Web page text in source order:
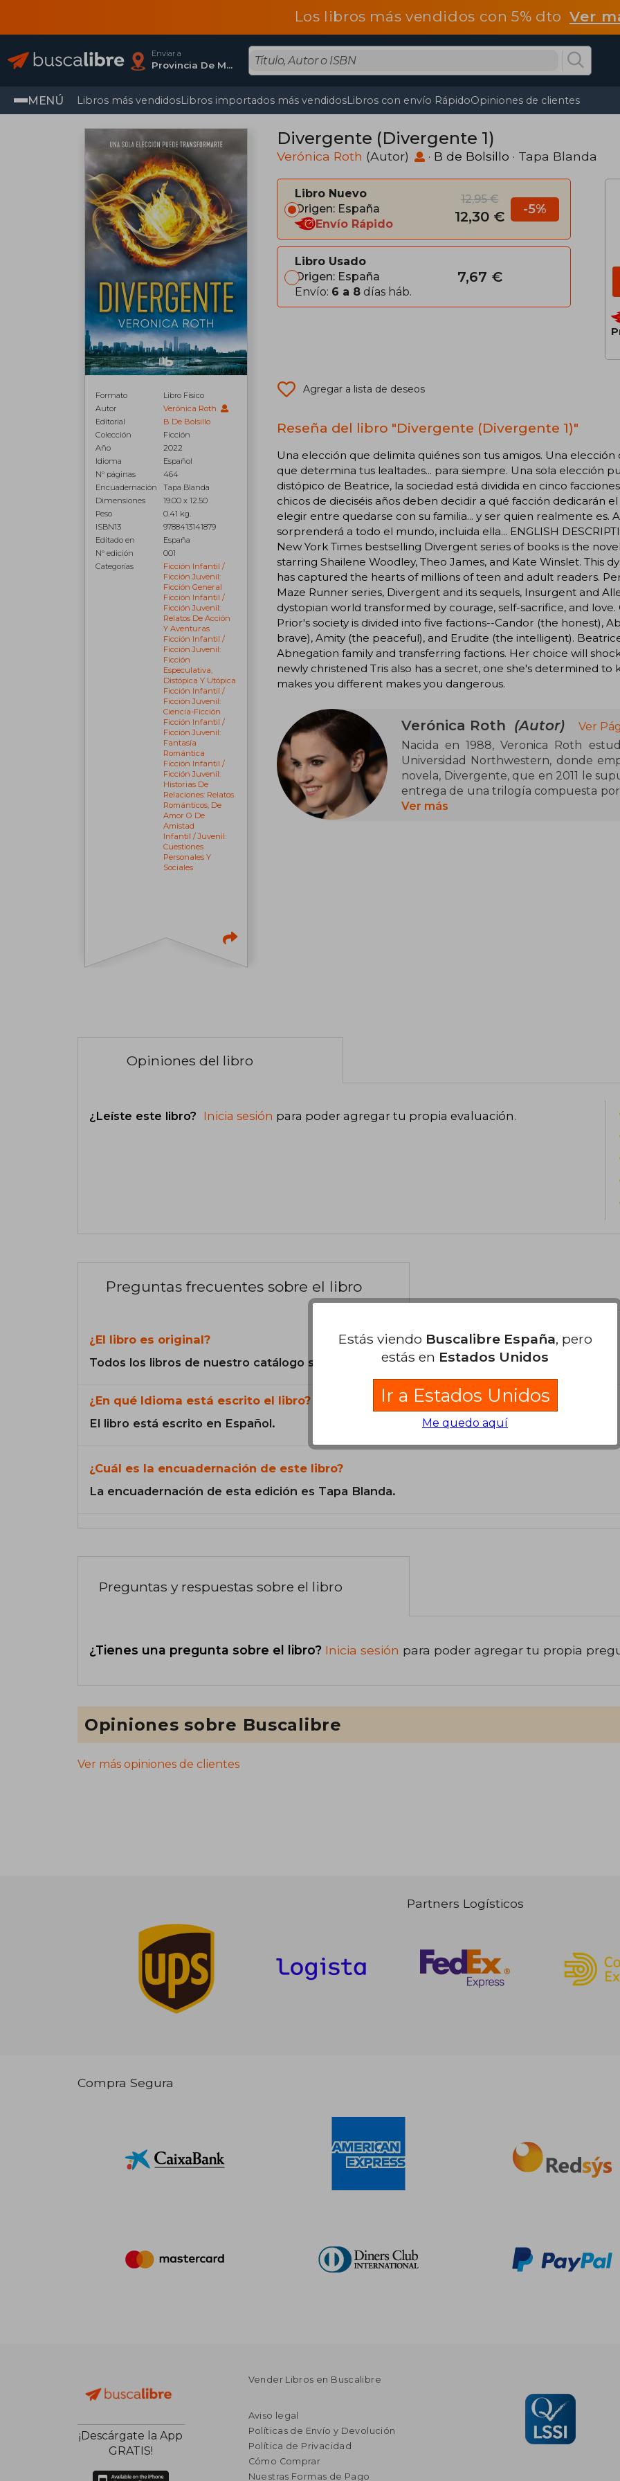
Los libros más vendidos con 5% dtoVer
Enviar a
Provincia De Madrid
MENÚ Libros más vendidosLibros importados más vendidosLibros con envío RápidoOpiniones de clientes
Formato
Libro Físico
Autor
Verónica Roth
Editorial
B De Bolsillo
Colección
Ficción
Año
2022
Idioma
Español
N° páginas
464
Encuadernación
Tapa Blanda
Dimensiones
19.00 x 12.50
Peso
0.41 kg.
ISBN13
9788413141879
Editado en
España
N° edición
001
Categorías
Ficción Infantil /
Ficción Juvenil:
Ficción General
Ficción Infantil /
Ficción Juvenil:
Relatos De Acción
Y Aventuras
Ficción Infantil /
Ficción Juvenil:
Ficción
Especulativa,
Distópica Y Utópica
Ficción Infantil /
Ficción Juvenil:
Ciencia-Ficción
Ficción Infantil /
Ficción Juvenil:
Fantasía
Romántica
Ficción Infantil /
Ficción Juvenil:
Historias De
Relaciones: Relatos
Románticos, De
Amor O De
Amistad
Infantil / Juvenil:
Cuestiones
Personales Y
Sociales
Divergente (Divergente 1)
Verónica Roth (Autor) · B de Bolsillo · Tapa Blanda
Libro Nuevo
Origen: España
Envío Rápido
12,95 €
12,30 € -5%
Libro Usado
Origen: España
Envío: 6 a 8 días háb.
7,67 €
Agregar a lista de deseos
Reseña del libro "Divergente (Divergente 1)"
Una elección que delimita quiénes son tus amigos. Una
que determina tus lealtades... para siempre. Una sola elección
distópico de Beatrice, la sociedad está dividida en cinco
chicos de dieciséis años deben decidir a qué facción dedicarán
elegir entre quedarse con su familia... y ser quien realmente es.
sorprenderá a todo el mundo, incluida ella... ENGLISH
New York Times bestselling Divergent series of books is the
starring Shailene Woodley, Theo James, and Kate Winslet. This
has captured the hearts of millions of teen and adult readers.
Maze Runner series, Divergent and its sequels, Insurgent and
dystopian world transformed by courage, self-sacrifice, and
Prior's society is divided into five factions--Candor (the honest),
brave), Amity (the peaceful), and Erudite (the intelligent).
Abnegation family and transferring factions. Her choice will
newly christened Tris also has a secret, one she's determined
makes you different makes you dangerous.
Verónica Roth (Autor)
Ver
Nacida en 1988, Veronica Roth
Universidad Northwestern, donde
novela, Divergente, que en 2011 le
entrega de una trilogía compuesta
pantalla con gran éxito y se convirtió
Ver más
Opiniones del libro
¿Leíste este libro? Inicia sesión para poder agregar tu propia evaluación.
Preguntas frecuentes sobre el libro
¿El libro es original?
Todos los libros de nuestro catálogo son Originales.
¿En qué Idioma está escrito el libro?
El libro está escrito en Español.
¿Cuál es la encuadernación de este libro?
La encuadernación de esta edición es Tapa Blanda.
Preguntas y respuestas sobre el libro
¿Tienes una pregunta sobre el libro? Inicia sesión para poder agregar tu propia
Opiniones sobre Buscalibre
Ver más opiniones de clientes
Partners Logísticos
Compra Segura
¡Descárgate la App
GRATIS!
Vender Libros en Buscalibre
Aviso legal
Políticas de Envío y Devolución
Política de Privacidad
Cómo Comprar
Nuestras Formas de Pago
Estás viendo Buscalibre España, pero
estás en Estados Unidos
Ir a Estados Unidos
Me quedo aquí